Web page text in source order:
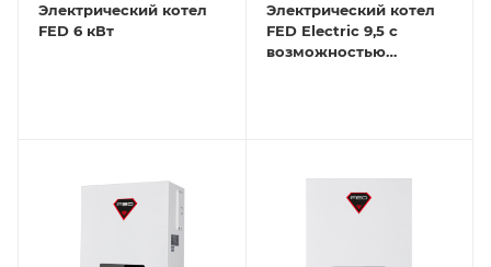
Электрический котел
FED 6 кВт
Электрический котел
FED Electric 9,5 с
возможностью